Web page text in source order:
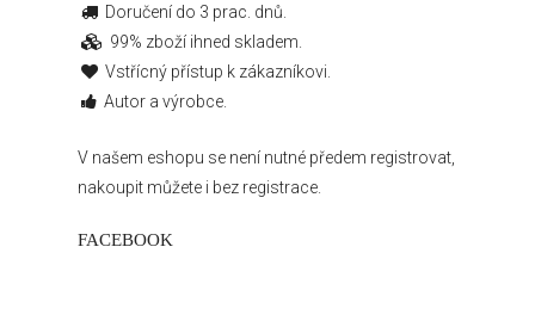
Doručení do 3 prac. dnů.
99% zboží ihned skladem.
Vstřícný přístup k zákazníkovi.
Autor a výrobce.
V našem eshopu se není nutné předem registrovat,
nakoupit můžete i bez registrace.
FACEBOOK